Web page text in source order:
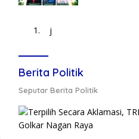
j
Berita Politik
Seputar Berita Politik